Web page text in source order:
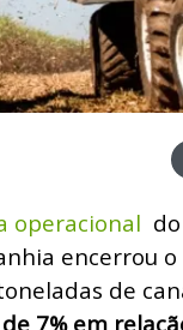
operacional
encerrou
de
7% em